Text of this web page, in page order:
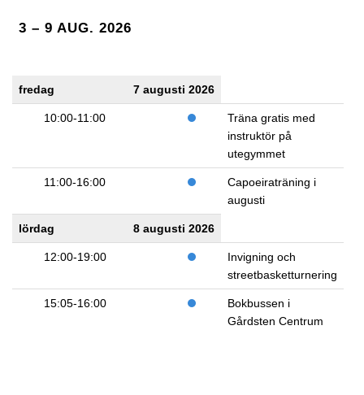
3 – 9 AUG. 2026
fredag 7 augusti 2026
10:00-11:00
Träna gratis med
instruktör på
utegymmet
11:00-16:00
Capoeiraträning i
augusti
lördag 8 augusti 2026
12:00-19:00
Invigning och
streetbasketturnering
15:05-16:00
Bokbussen i
Gårdsten Centrum